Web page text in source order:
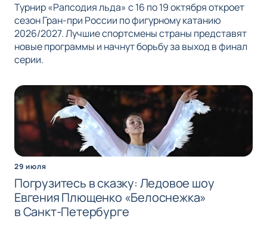
Турнир «Рапсодия льда» с 16 по 19 октября откроет
сезон Гран-при России по фигурному катанию
2026/2027. Лучшие спортсмены страны представят
новые программы и начнут борьбу за выход в финал
серии.
29 июля
Погрузитесь в сказку: Ледовое шоу
Евгения Плющенко «Белоснежка»
в Санкт-Петербурге